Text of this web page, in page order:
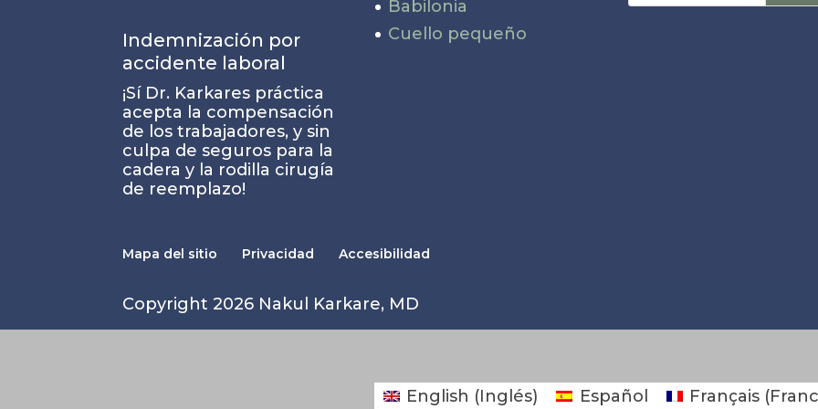
Indemnización por
accidente laboral
¡Sí Dr. Karkares práctica
acepta la compensación
de los trabajadores, y sin
culpa de seguros para la
cadera y la rodilla cirugía
de reemplazo!
Babilonia
Cuello pequeño
Mapa del sitio Privacidad Accesibilidad
Copyright 2026 Nakul Karkare, MD
English (Inglés) Español Français(